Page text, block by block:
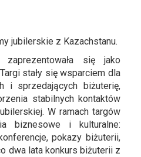
jubilerskie z Kazachstanu.
zaprezentowała się jako
stały się wsparciem dla
i sprzedających biżuterię,
stabilnych kontaktów
W ramach targów
biznesowe i kulturalne:
pokazy biżuterii,
dwa lata konkurs biżuterii z